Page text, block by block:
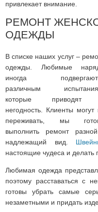
привлекает внимание.
РЕМОНТ
ОДЕЖДЫ
В списке наших услуг –
одежды. Любимые
иногда
различным
которые приводят
негодность. Клиенты могут
переживать, мы
выполнить ремонт
надлежащий вид.
настоящие чудеса и
Любимая одежда
поэтому расставаться с
готовы убрать самые
незаметными и придать